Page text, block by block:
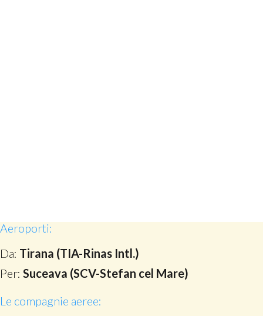
Aeroporti:
Da: Tirana (TIA-Rinas Intl.)
Per: Suceava (SCV-Stefan cel Mare)
Le compagnie aeree: